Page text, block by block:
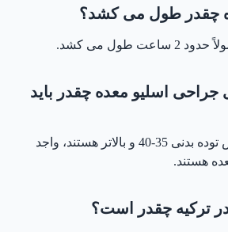
چقدر طول می کشد؟
طول می کشد.
جراحی اسلیو معده چقدر باید
افرادی که دارای شاخص توده بدنی 35-40 و بالاتر هستند، واجد
هستند.
ترکیه چقدر است؟